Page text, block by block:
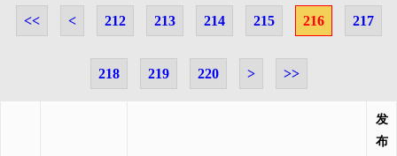
<< < 212 213 214 215 216 217
218 219 220 > >>
发
布